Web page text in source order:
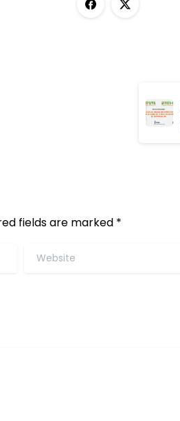
fields are marked *
Website